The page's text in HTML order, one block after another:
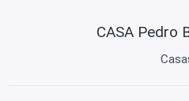
CASA Pedro